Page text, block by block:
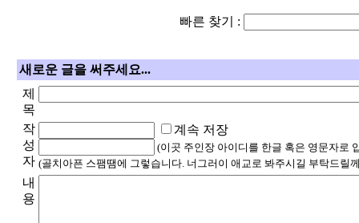
빠른 찾기 :
새로운 글을 써주세요...
제
목
작
성
자
계속 저장
(이곳 주인장 아이디를 한글 혹은 영문자로
(골치아픈 스팸땜에 그렇습니다. 너그러이 애교로 봐주시길 부탁드릴
내
용